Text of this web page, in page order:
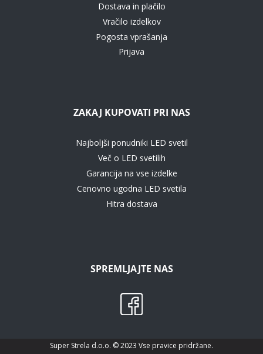
Dostava in plačilo
Vračilo izdelkov
Pogosta vprašanja
Prijava
ZAKAJ KUPOVATI PRI NAS
Najboljši ponudniki LED svetil
Več o LED svetilih
Garancija na vse izdelke
Cenovno ugodna LED svetila
Hitra dostava
SPREMLJAJTE NAS
Super Strela d.o.o. © 2023 Vse pravice pridržane.